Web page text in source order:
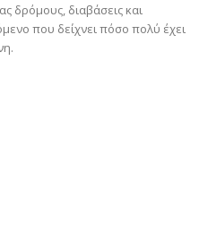
δρόμους, διαβάσεις και
που δείχνει πόσο πολύ έχει